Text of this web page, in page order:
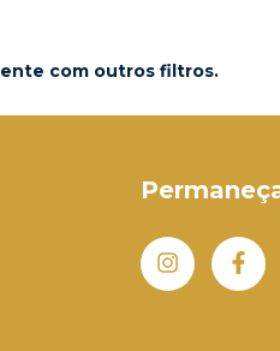
com outros filtros.